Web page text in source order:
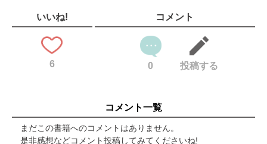
良品百貨
追っかけLDK／漫画 寺崎愛
LDK cafe
読者プレゼント
奥付＆次号予告
いいね!
6
コメント
0 投稿する
コメント一覧
まだこの書籍へのコメントはありません。
是非感想などコメント投稿してみてくださいね!